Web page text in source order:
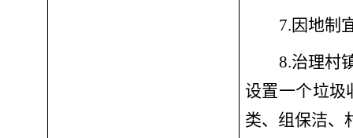
7.因地制
8.治理村
设置一个垃圾
类、组保洁、